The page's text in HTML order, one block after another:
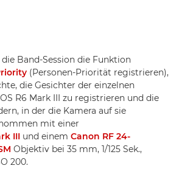
Band-Session die Funktion
(Personen-Priorität registrieren),
die Gesichter der einzelnen
R6 Mark III zu registrieren und die
in der die Kamera auf sie
mit einer
III und einem Canon RF 24-
Objektiv bei 35 mm, 1/125 Sek.,
200.